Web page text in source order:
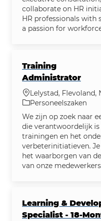
collaborate on HR
HR professionals with
a passion for
Training
Administrator
Plaats
Lelystad, Flevoland,
Categorie
Personeelszaken
We zijn op zoek naar
die verantwoordelijk
trainingen en het
verbeterinitiatieven.
het waarborgen van
van onze
Learning &
Specialist - 18-